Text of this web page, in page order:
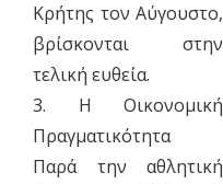
Κρήτης τον Αύγουστο,
βρίσκονται στην
τελική ευθεία.
​3. Η Οικονομική
Πραγματικότητα
​Παρά την αθλητική